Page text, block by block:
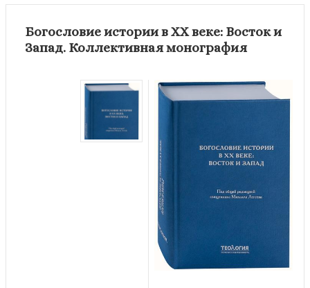
Богословие истории в XX веке: Восток и
Запад. Коллективная монография